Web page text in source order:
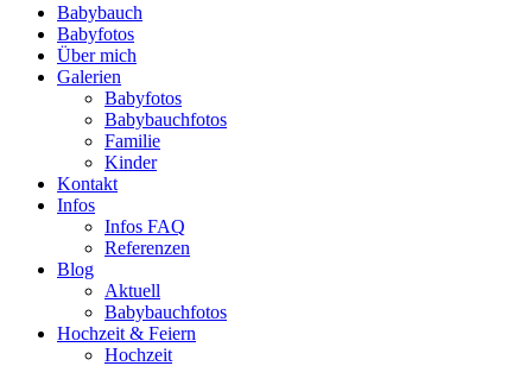
Babybauch
Babyfotos
Über mich
Galerien
Babyfotos
Babybauchfotos
Familie
Kinder
Kontakt
Infos
Infos FAQ
Referenzen
Blog
Aktuell
Babybauchfotos
Hochzeit & Feiern
Hochzeit